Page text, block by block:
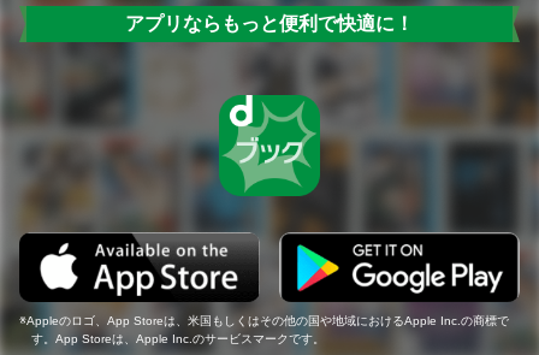
アプリならもっと便利で快適に！
Appleのロゴ、App Storeは、米国もしくはその他の国や地域におけるApple Inc.の商標で
す。App Storeは、Apple Inc.のサービスマークです。